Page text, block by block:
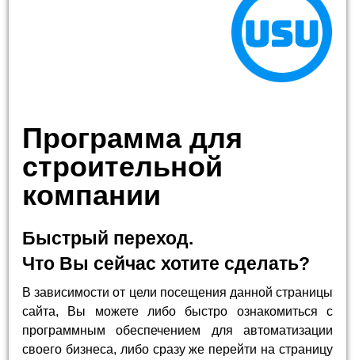
Программа для
строительной
компании
Быстрый переход.
Что Вы сейчас хотите сделать?
В зависимости от цели посещения данной страницы
сайта, Вы можете либо быстро ознакомиться с
программным обеспечением для автоматизации
своего бизнеса, либо сразу же перейти на страницу